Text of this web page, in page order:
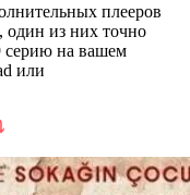
плееров
один из них точно
серию на вашем
или